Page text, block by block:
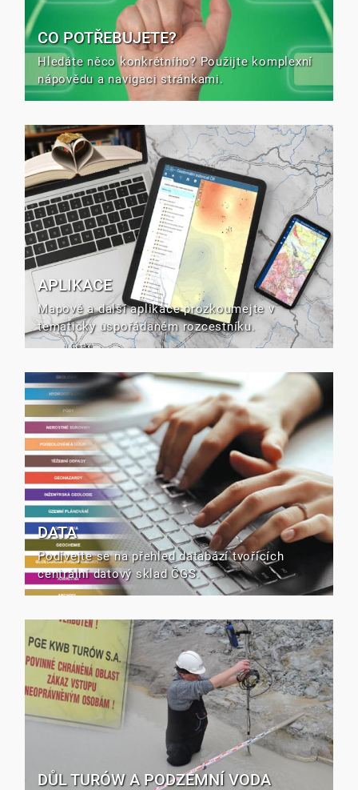
CO POTŘEBUJETE?
Hledáte něco konkrétního? Použijte komplexní
nápovědu a navigaci stránkami.
APLIKACE
Mapové a další aplikace prozkoumejte v
tematicky uspořádaném rozcestníku.
DATA
Podívejte se na přehled databází tvořících
centrální datový sklad ČGS.
DŮL TURÓW A PODZEMNÍ VODA